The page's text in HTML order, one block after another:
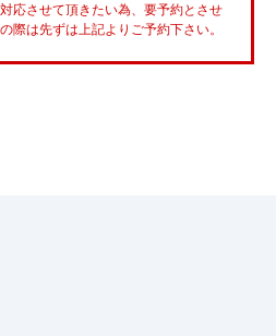
応させて頂きたい為、要予約とさせ
際は先ずは上記よりご予約下さい。